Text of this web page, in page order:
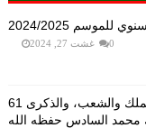
للموسم 2024/2025
غشت 27, 2024 0
تخليد الذكرى 71 لثورة الملك والشعب، والذكرى 61
محمد السادس حفظه الله